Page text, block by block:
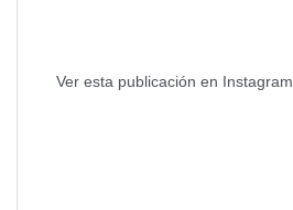
Ver esta publicación en Instagram